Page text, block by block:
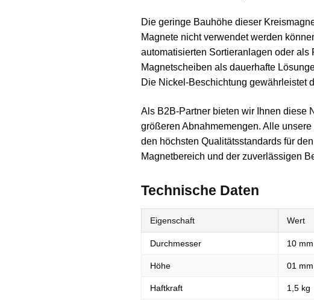
Die geringe Bauhöhe dieser
Magnete nicht verwendet werden
automatisierten Sortieranlagen oder
Magnetscheiben als dauerhafte
Die Nickel-Beschichtung gewährleistet
Als B2B-Partner bieten wir Ihnen diese
größeren Abnahmemengen. Alle
den höchsten Qualitätsstandards für
Magnetbereich und der zuverlässigen
Technische Daten
Eigenschaft Wert
Durchmesser 10 mm
Höhe 01 mm
Haftkraft 1,5 kg